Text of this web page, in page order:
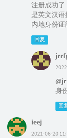
注册成功
是英文汉
内地身份
回复
身
回
ieej
2021-06-20